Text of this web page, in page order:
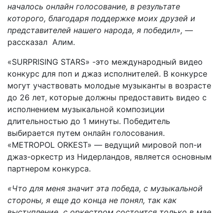
началось онлайн голосование, в результате
которого, благодаря поддержке моих друзей и
представителей нашего народа, я победил», —
рассказал Алим.
«SURPRISING STARS» -это международный видео
конкурс для поп и джаз исполнителей. В конкурсе
могут участвовать молодые музыканты в возрасте
до 26 лет, которые должны предоставить видео с
исполнением музыкальной композиции
длительностью до 1 минуты. Победитель
выбирается путем онлайн голосования.
«METROPOL ORKEST» — ведущий мировой поп-и
джаз-оркестр из Нидерландов, является основным
партнером конкурса.
«Что для меня значит эта победа, с музыкальной
стороны, я еще до конца не понял, так как